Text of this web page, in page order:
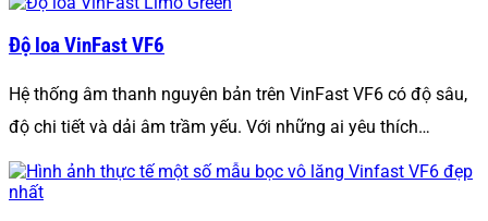
Độ loa VinFast VF6
Hệ thống âm thanh nguyên bản trên VinFast VF6 có độ sâu,
độ chi tiết và dải âm trầm yếu. Với những ai yêu thích…